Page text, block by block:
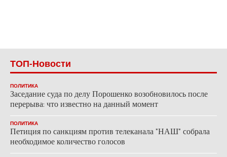
ТОП-Новости
ПОЛИТИКА
Заседание суда по делу Порошенко возобновилось после
перерыва: что известно на данный момент
ПОЛИТИКА
Петиция по санкциям против телеканала "НАШ" собрала
необходимое количество голосов